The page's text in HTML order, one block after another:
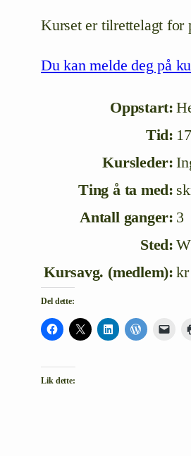
Kurset er tilrettelagt for
Du kan melde deg på
Oppstart:
Tid:
Kursleder:
Ting å ta med:
Antall ganger: 3
Sted:
Kursavg. (medlem):
Del dette:
Lik dette: